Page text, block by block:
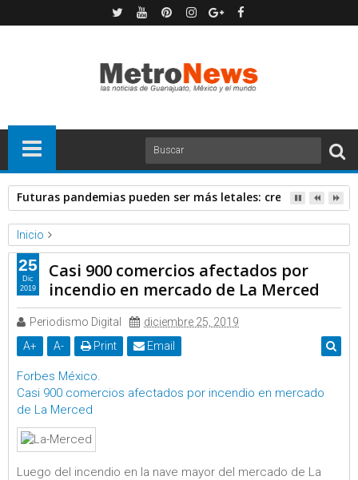
Futuras pandemias pueden ser más letales: creadora de
Inicio
Forbes
Noticias
Casi 900 comercios afectados por incendio en mercado de La
Merced
Casi 900 comercios afectados por
incendio en mercado de La Merced
Periodismo Digital
diciembre 25, 2019
A+ A- Print Email
Forbes México.
Casi 900 comercios afectados por incendio en mercado
de La Merced
Luego del incendio en la nave mayor del mercado de La
25
Dic
2019